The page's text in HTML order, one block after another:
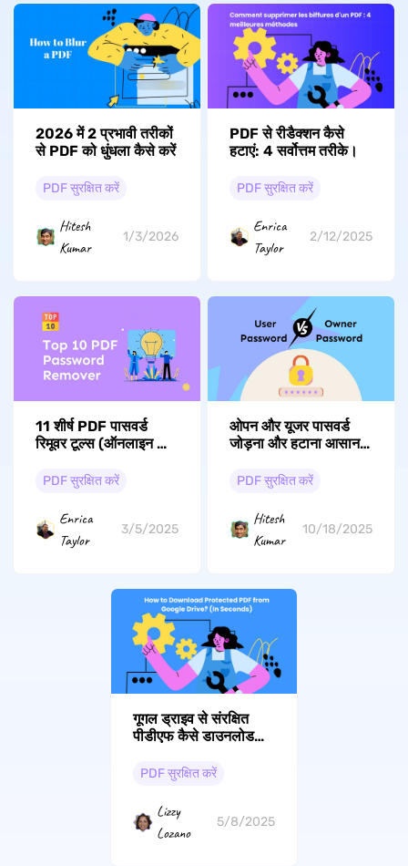
2026 में 2 प्रभावी तरीकों
से PDF को धुंधला कैसे करें
PDF सुरक्षित करें
Hitesh
Kumar
1/3/2026
PDF से रीडैक्शन कैसे
हटाएं: 4 सर्वोत्तम तरीके।
PDF सुरक्षित करें
Enrica
Taylor
2/12/2025
11 शीर्ष PDF पासवर्ड
रिमूवर टूल्स (ऑनलाइन और
PDF सुरक्षित करें
Enrica
Taylor
3/5/2025
ओपन और यूजर पासवर्ड
जोड़ना और हटाना आसान
PDF सुरक्षित करें
Hitesh
Kumar
10/18/2025
गूगल ड्राइव से संरक्षित
पीडीएफ कैसे डाउनलोड
PDF सुरक्षित करें
Lizzy
Lozano
5/8/2025